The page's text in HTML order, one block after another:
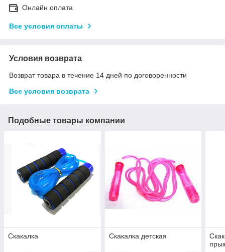
Онлайн оплата
Все условия оплаты
Условия возврата
Возврат товара в течение 14 дней по договоренности
Все условия возврата
Подобные товары компании
Скакалка Скакалка детская